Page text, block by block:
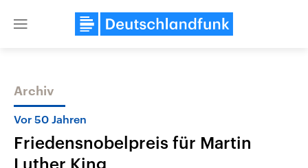
Close
Themen
Archiv
Vor 50 Jahren
Friedensnobelpreis für Martin
Luther King